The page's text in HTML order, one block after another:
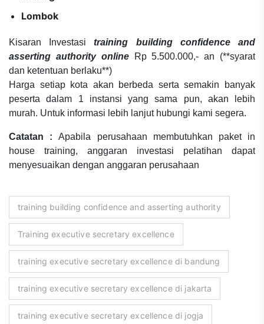
Lombok
Kisaran Investasi
training building confidence and
asserting authority online
Rp 5.500.000,- an (**syarat
dan ketentuan berlaku**)
Harga setiap kota akan berbeda serta semakin banyak
peserta dalam 1 instansi yang sama pun, akan lebih
murah. Untuk informasi lebih lanjut hubungi kami segera.
Catatan : Apabila perusahaan membutuhkan paket in
house training, anggaran investasi pelatihan dapat
menyesuaikan dengan anggaran perusahaan
training building confidence and asserting authority
Training executive secretary excellence
training executive secretary excellence di bandung
training executive secretary excellence di jakarta
training executive secretary excellence di jogja